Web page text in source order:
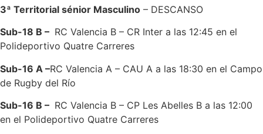
3ª Territorial sénior Masculino – DESCANSO
Sub-18 B – RC Valencia B – CR Inter a las 12:45 en el
Polideportivo Quatre Carreres
Sub-16 A –RC Valencia A – CAU A a las 18:30 en el Campo
de Rugby del Río
Sub-16 B – RC Valencia B – CP Les Abelles B a las 12:00
en el Polideportivo Quatre Carreres